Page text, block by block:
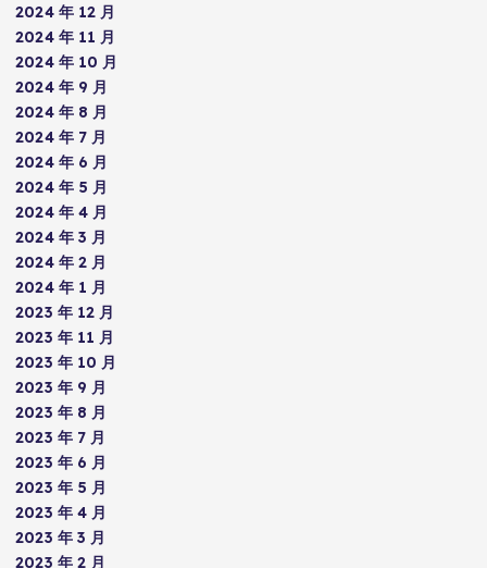
2024 年 12 月
2024 年 11 月
2024 年 10 月
2024 年 9 月
2024 年 8 月
2024 年 7 月
2024 年 6 月
2024 年 5 月
2024 年 4 月
2024 年 3 月
2024 年 2 月
2024 年 1 月
2023 年 12 月
2023 年 11 月
2023 年 10 月
2023 年 9 月
2023 年 8 月
2023 年 7 月
2023 年 6 月
2023 年 5 月
2023 年 4 月
2023 年 3 月
2023 年 2 月